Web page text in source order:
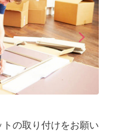
arrow_forward_iosNext
の取り付けをお願い